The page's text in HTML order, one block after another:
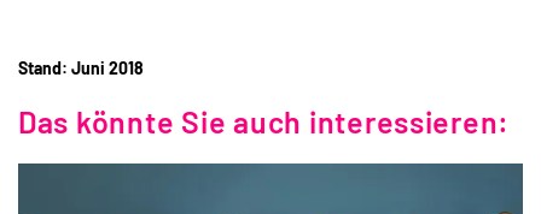
Stand: Juni 2018
Das könnte Sie auch interessieren: